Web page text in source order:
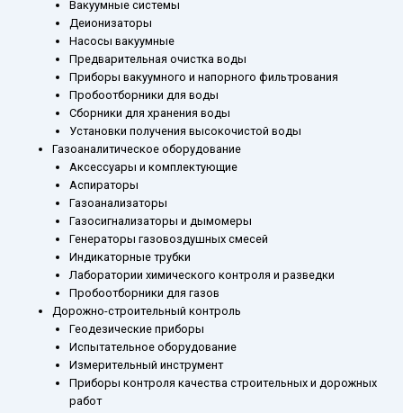
Вакуумные системы
Деионизаторы
Насосы вакуумные
Предварительная очистка воды
Приборы вакуумного и напорного фильтрования
Пробоотборники для воды
Сборники для хранения воды
Установки получения высокочистой воды
Газоаналитическое оборудование
Аксессуары и комплектующие
Аспираторы
Газоанализаторы
Газосигнализаторы и дымомеры
Генераторы газовоздушных смесей
Индикаторные трубки
Лаборатории химического контроля и разведки
Пробоотборники для газов
Дорожно-строительный контроль
Геодезические приборы
Испытательное оборудование
Измерительный инструмент
Приборы контроля качества строительных и дорожных
работ